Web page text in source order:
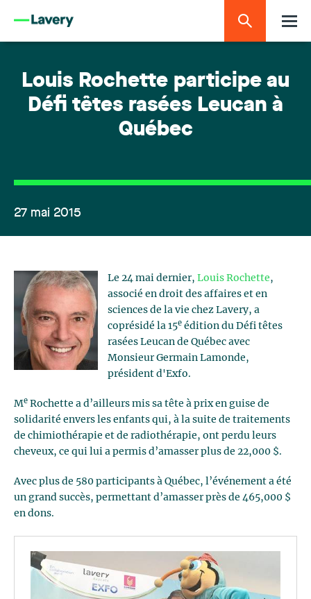
Louis Rochette participe au
Défi têtes rasées Leucan à
Québec
27 mai 2015
Le 24 mai dernier, Louis Rochette,
associé en droit des affaires et en
sciences de la vie chez Lavery, a
coprésidé la 15e édition du Défi têtes
rasées Leucan de Québec avec
Monsieur Germain Lamonde,
président d'Exfo.
Me Rochette a d’ailleurs mis sa tête à prix en guise de
solidarité envers les enfants qui, à la suite de traitements
de chimiothérapie et de radiothérapie, ont perdu leurs
cheveux, ce qui lui a permis d’amasser plus de 22,000 $.
Avec plus de 580 participants à Québec, l’événement a été
un grand succès, permettant d’amasser près de 465,000 $
en dons.